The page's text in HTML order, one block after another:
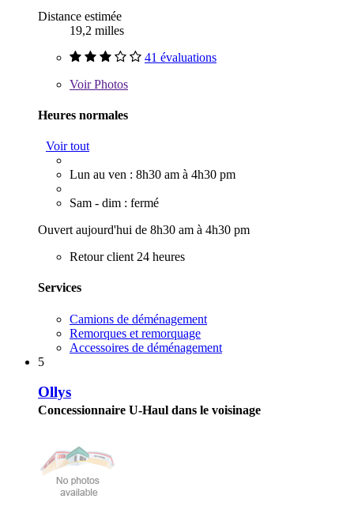
Distance estimée
19,2 milles
41 évaluations
VoirPhotos
Heures normales
Voir tout
Lun au ven : 8h30 am à 4h30 pm
Sam - dim : fermé
Ouvert aujourd'hui de 8h30 am à 4h30 pm
Retour client 24 heures
Services
Camions de déménagement
Remorques et remorquage
Accessoires de déménagement
5
Ollys
Concessionnaire U-Haul dans le voisinage